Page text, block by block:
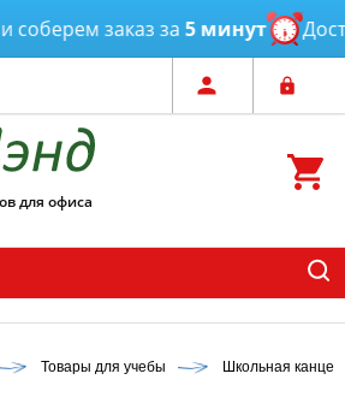
заказ за 5 минут
для офиса
Товары для учебы Школьная